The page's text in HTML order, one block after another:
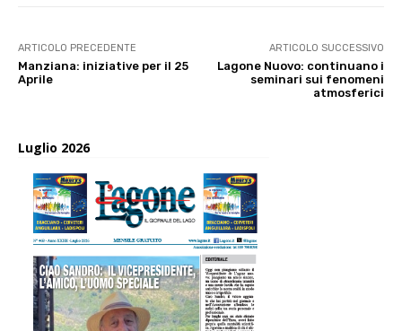
ARTICOLO PRECEDENTE
Manziana: iniziative per il 25
Aprile
ARTICOLO SUCCESSIVO
Lagone Nuovo: continuano i
seminari sui fenomeni
atmosferici
Luglio 2026